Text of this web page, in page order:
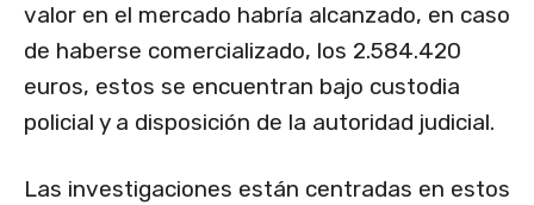
valor en el mercado habría alcanzado, en caso
de haberse comercializado, los 2.584.420
euros, estos se encuentran bajo custodia
policial y a disposición de la autoridad judicial.
Las investigaciones están centradas en estos